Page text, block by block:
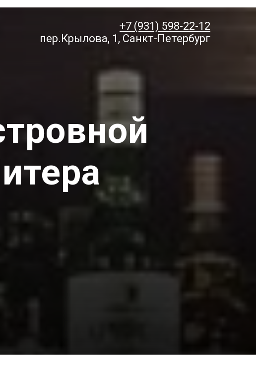
+7 (931) 598-22-12
пер.Крылова, 1, Санкт-Петербург